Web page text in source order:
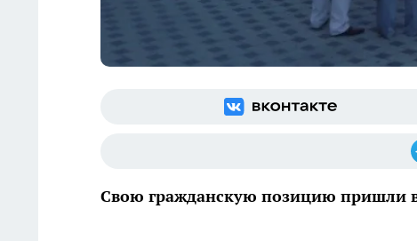
Свою гражданскую позицию пришли